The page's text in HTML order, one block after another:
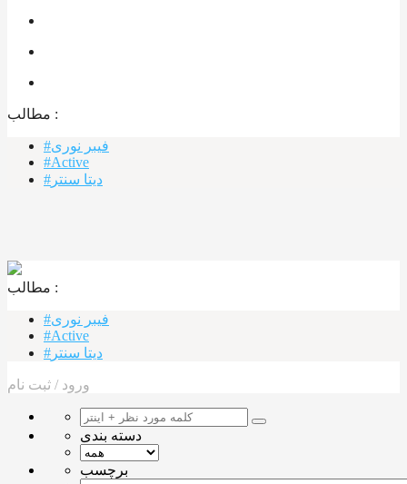
مطالب :‌
#فیبر نوری
#Active
#دیتا سنتر
مطالب :‌ ‌‌
#فیبر نوری
#Active
#دیتا سنتر
ورود / ثبت نام
دسته بندی
برچسب